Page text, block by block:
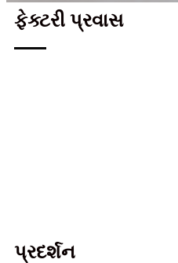
ફેક્ટરી પ્રવાસ
પ્રદર્શન